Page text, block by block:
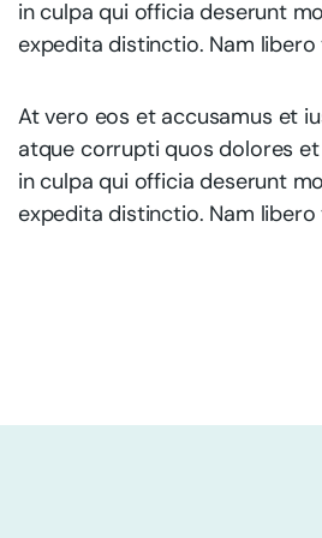
in culpa qui officia deserunt
expedita distinctio. Nam
At vero eos et accusamus et
atque corrupti quos dolores
in culpa qui officia deserunt
expedita distinctio. Nam